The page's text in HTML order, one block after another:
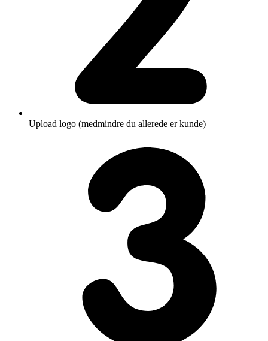
Upload logo (medmindre du allerede er kunde)